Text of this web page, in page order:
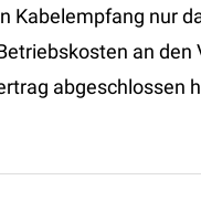
Kabelempfang nur
an
abgeschlossen